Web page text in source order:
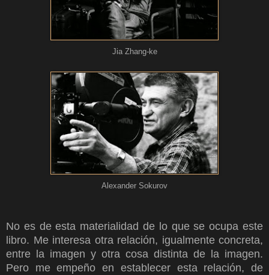
Jia Zhang-ke
Alexander Sokurov
No es de esta materialidad de lo que se ocupa este
libro. Me interesa otra relación, igualmente concreta,
entre la imagen y otra cosa distinta de la imagen.
Pero me empeño en establecer esta relación, de